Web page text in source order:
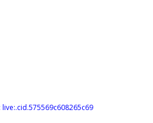
live:.cid.575569c608265c69